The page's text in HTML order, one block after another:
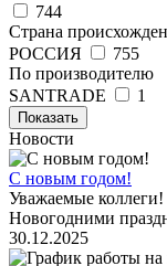
744
Страна
РОССИЯ
755
По производителю
SANTRADE
1
Показать
Новости
С новым годом!
Уважаемые
Новогодними
30.12.2025